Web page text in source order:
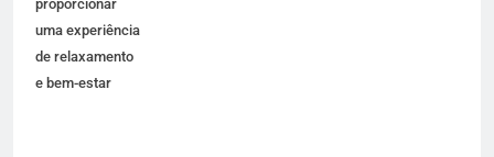
proporcionar
uma experiência
de relaxamento
e bem-estar